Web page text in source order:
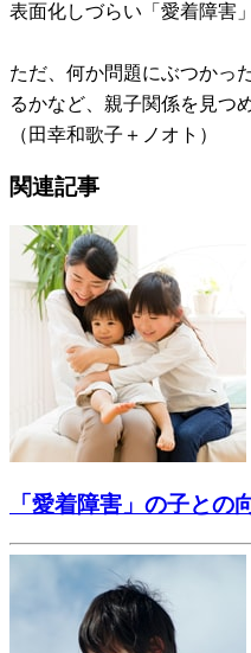
表面化しづらい「愛着障害
ただ、何か問題にぶつかっ
るかなど、親子関係を見つ
（田幸和歌子＋ノオト）
関連記事
「愛着障害」の子との